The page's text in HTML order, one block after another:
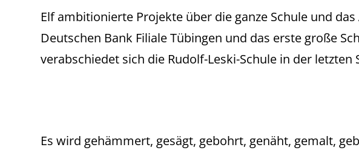
Elf ambitionierte Projekte über die ganze Schule und
Deutschen Bank Filiale Tübingen und das erste große
verabschiedet sich die Rudolf-Leski-Schule in der letzten
Es wird gehämmert, gesägt, gebohrt, genäht, gemalt,